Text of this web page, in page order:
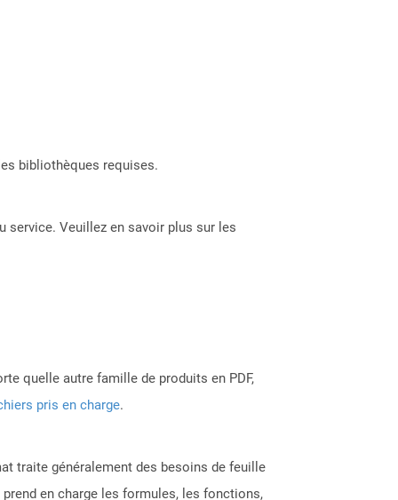
bibliothèques requises.
service. Veuillez en savoir plus sur les
quelle autre famille de produits en PDF,
pris en charge.
traite généralement des besoins de feuille
en charge les formules, les fonctions,